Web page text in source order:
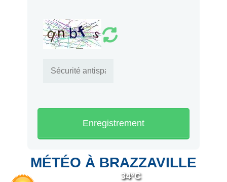
Enregistrement
MÉTÉO À BRAZZAVILLE
34°C